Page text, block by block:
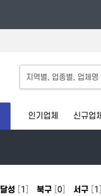
인기업체 신규업체
달성 1 북구 0 서구 1